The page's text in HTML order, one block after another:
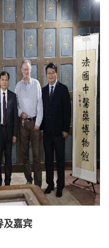
及嘉宾